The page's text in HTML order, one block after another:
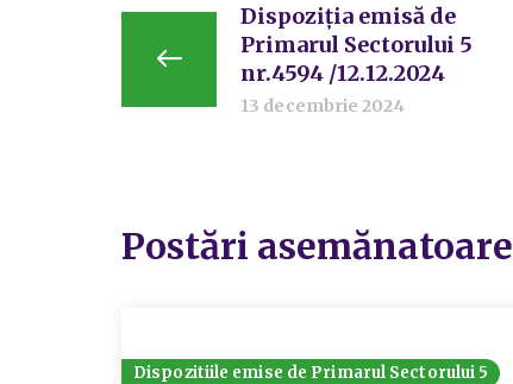
Dispoziția emisă de
Primarul Sectorului 5
nr.4594 /12.12.2024
13 decembrie 2024
Postări asemănatoare
Dispozitiile emise de Primarul Sectorului 5